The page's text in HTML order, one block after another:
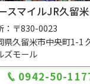
スマイルJR久留
：〒830-0023
県久留米市中央町1-1
ズモール
0942-50-